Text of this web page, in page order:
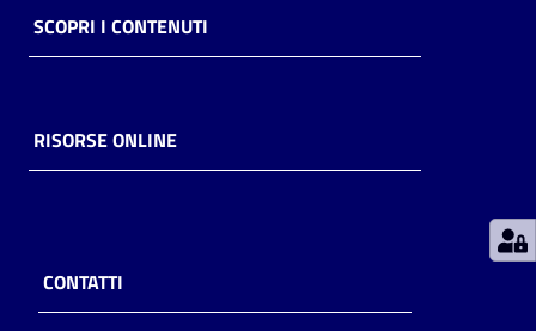
Casa
Piani
storico
per
SCOPRI I CONTENUTI
RISORSE ONLINE
CONTATTI